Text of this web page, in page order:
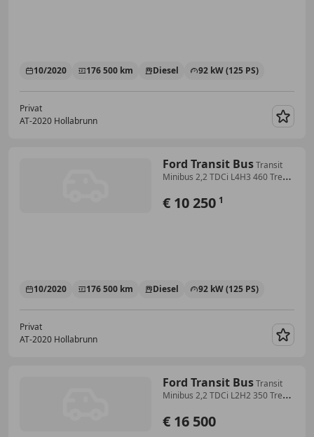
10/2020 176 500 km Diesel 92 kW (125 PS)
Privat
AT-2020 Hollabrunn
Ford Transit BusTransit
Minibus 2,2 TDCi L4H3 460 Trend
€ 10 250 1
10/2020 176 500 km Diesel 92 kW (125 PS)
Privat
AT-2020 Hollabrunn
Ford Transit BusTransit
Minibus 2,2 TDCi L2H2 350 Trend
€ 16 500